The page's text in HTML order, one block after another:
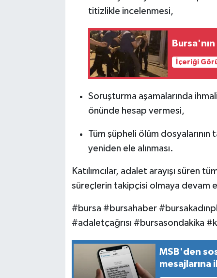
titizlikle incelenmesi,
İçeriği
Soruşturma aşamalarında
önünde hesap vermesi,
Tüm şüpheli ölüm dosyalarının
yeniden ele alınması.
Katılımcılar, adalet arayışı süren
süreçlerin takipçisi olmaya devam
#bursa #bursahaber
#adaletçağrısı #bursasondakika
MSB'den
mesajlarına